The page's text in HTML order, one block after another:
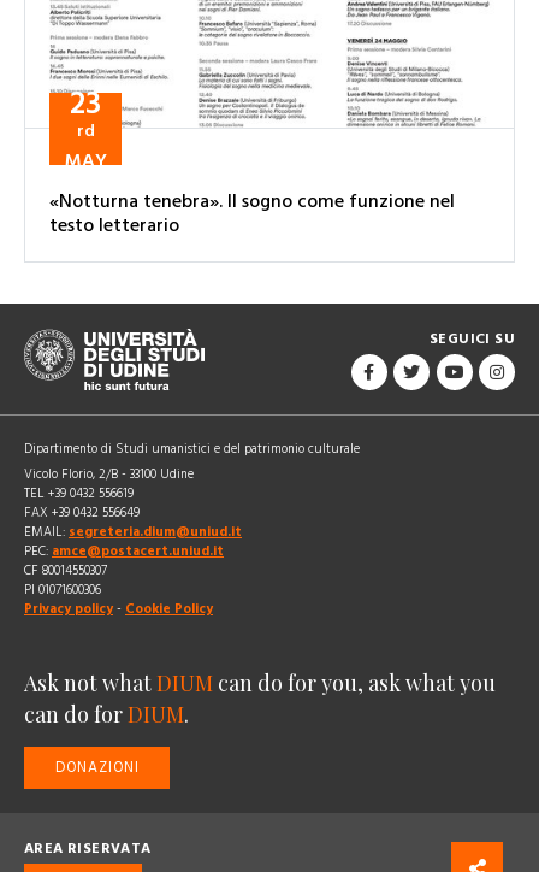
23
rd
MAY
«Notturna tenebra». Il sogno come funzione nel
testo letterario
SEGUICI SU
Dipartimento di Studi umanistici e del patrimonio culturale
Vicolo Florio, 2/B - 33100 Udine
TEL +39 0432 556619
FAX +39 0432 556649
EMAIL: segreteria.dium@uniud.it
PEC: amce@postacert.uniud.it
CF 80014550307
PI 01071600306
Privacy policy - Cookie Policy
Ask not whatDIUM can do for you, ask what you
can do forDIUM.
DONAZIONI
AREA RISERVATA